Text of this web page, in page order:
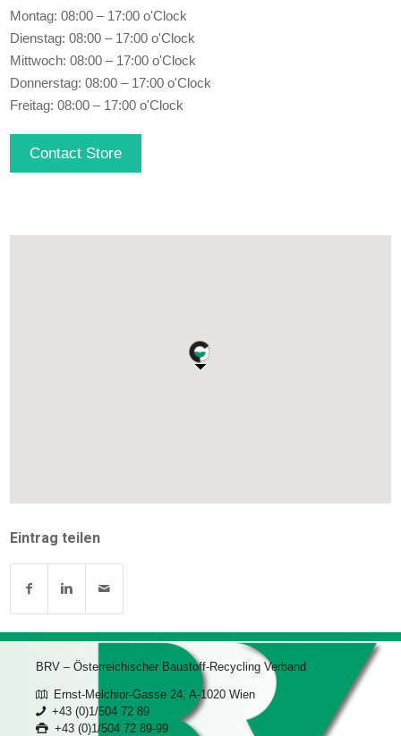
Montag: 08:00 – 17:00 o'Clock
Dienstag: 08:00 – 17:00 o'Clock
Mittwoch: 08:00 – 17:00 o'Clock
Donnerstag: 08:00 – 17:00 o'Clock
Freitag: 08:00 – 17:00 o'Clock
Contact Store
Eintrag teilen
BRV – Österreichischer Baustoff-Recycling Verband
Ernst-Melchior-Gasse 24, A-1020 Wien
+43 (0)1/504 72 89
+43 (0)1/504 72 89-99